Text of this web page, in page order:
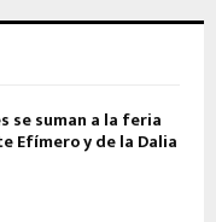
se suman a la feria
Efímero y de la Dalia